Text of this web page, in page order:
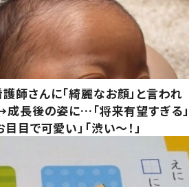
師さんに「綺麗なお顔」と言われ
成長後の姿に…「将来有望すぎる」
目目で可愛い」「渋い～！」